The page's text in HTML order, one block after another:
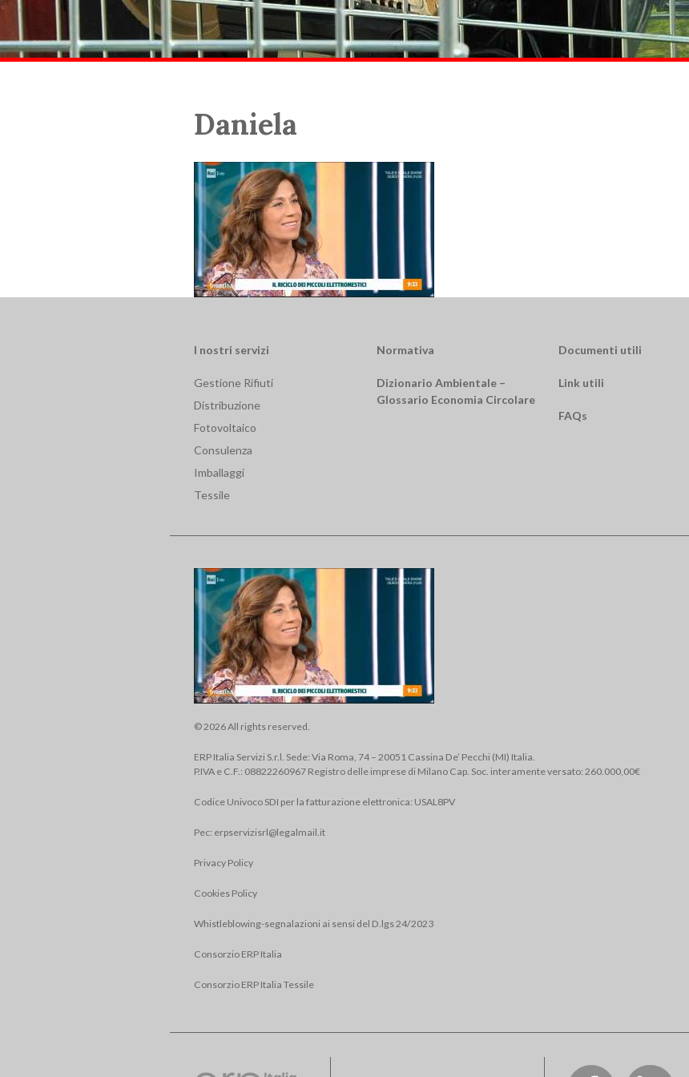
Daniela
I nostri servizi
Gestione Rifiuti
Distribuzione
Fotovoltaico
Consulenza
Imballaggi
Tessile
Normativa Documenti utili
Dizionario Ambientale –
Glossario Economia Circolare
Link utili
FAQs
© 2026 All rights reserved.
ERP Italia Servizi S.r.l. Sede: Via Roma, 74 – 20051 Cassina De’ Pecchi (MI) Italia.
P.IVA e C.F.: 08822260967 Registro delle imprese di Milano Cap. Soc. interamente versato: 260.000,00€
Codice Univoco SDI per la fatturazione elettronica: USAL8PV
Pec: erpservizisrl@legalmail.it
Privacy Policy
Cookies Policy
Whistleblowing-segnalazioni ai sensi del D.lgs 24/2023
Consorzio ERP Italia
Consorzio ERP Italia Tessile
Social